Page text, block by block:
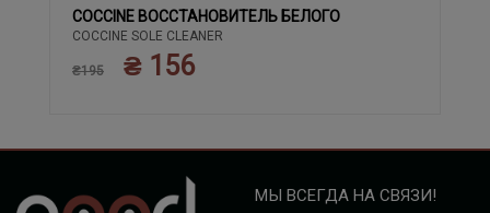
COCCINE ВОССТАНОВИТЕЛЬ БЕЛОГО
COCCINE SOLE CLEANER
₴195 ₴ 156
МЫ ВСЕГДА НА СВЯЗИ!